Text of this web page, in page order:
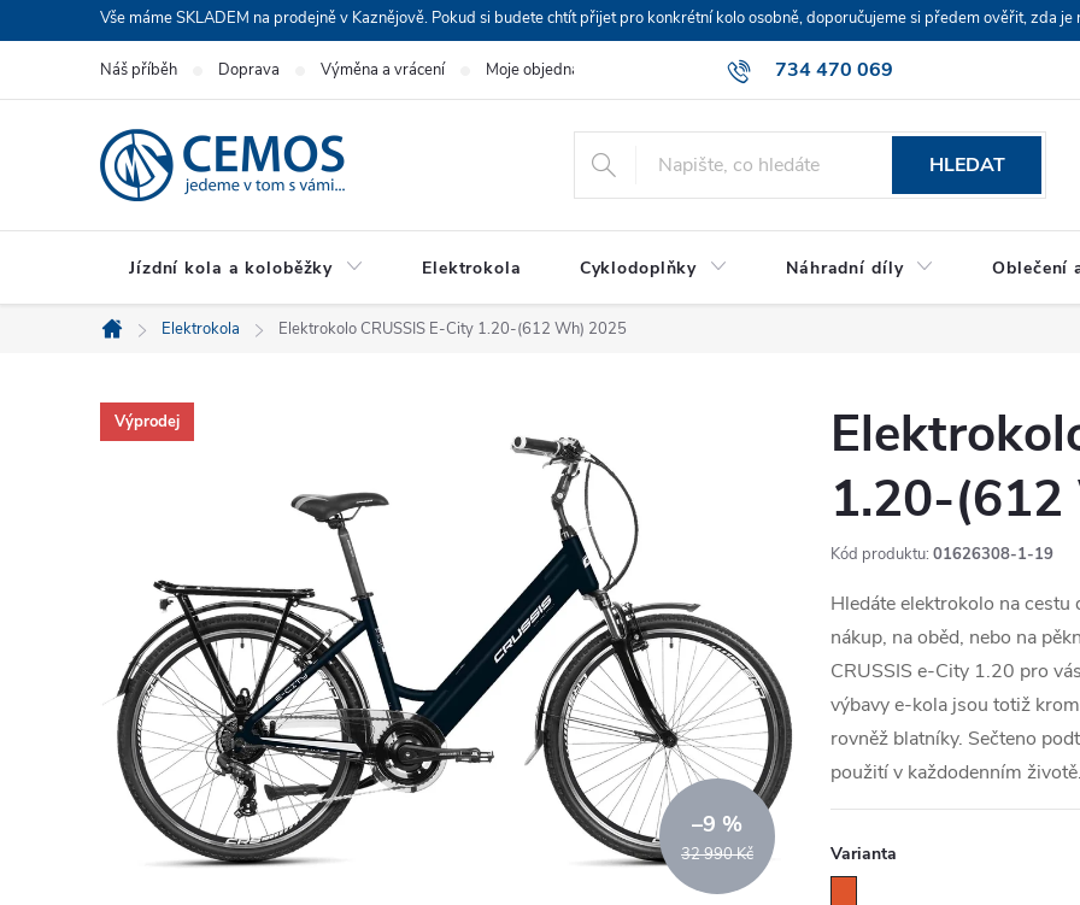
na
Vše máme SKLADEM na prodejně v Kaznějově. Pokud si budete chtít přijet pro konkrétní kolo osobně, doporučujeme si předem ověřit, zda
734 470 069
Náš příběh Doprava Výměna a vrácení Moje objednávka
HLEDAT
Jízdní kola a koloběžky Elektrokola Cyklodoplňky Náhradní díly Oblečení
Domů
Elektrokola Elektrokolo CRUSSIS E-City 1.20-(612 Wh) 2025
Výprodej
32 990 Kč
–9 %
1.20-
Kód produktu: 01626308-1-19
Hledáte elektrokolo na cestu
nákup, na oběd, nebo na
CRUSSIS e-City 1.20 pro
výbavy e-kola jsou totiž
rovněž blatníky. Sečteno
použití v každodenním
Varianta